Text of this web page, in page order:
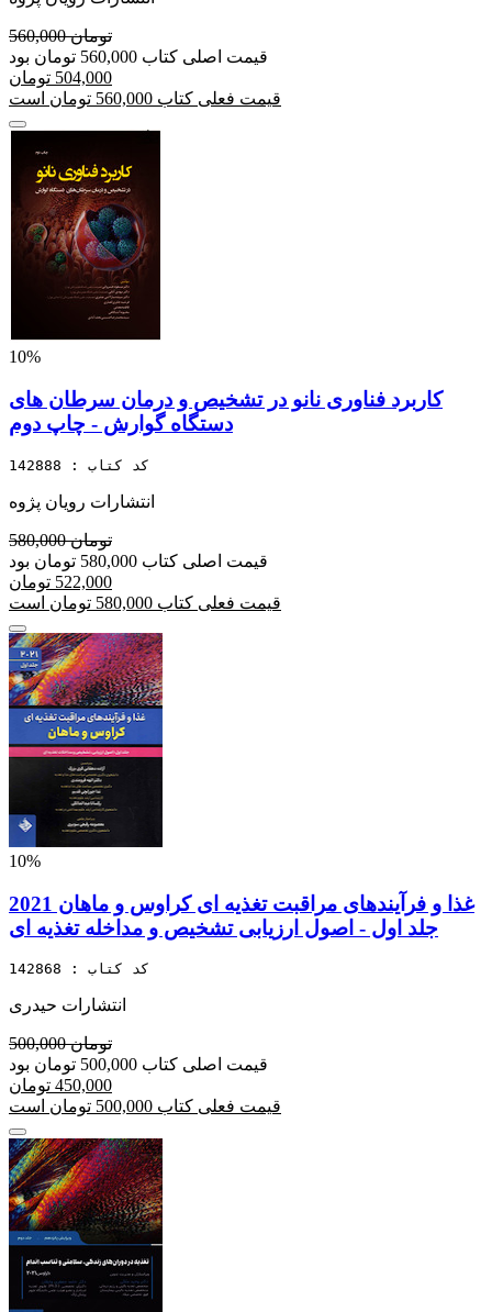
560,000 تومان
قیمت اصلی کتاب 560,000 تومان بود
504,000 تومان
قیمت فعلی کتاب 560,000 تومان است
10%
کاربرد فناوری نانو در تشخیص و درمان سرطان های
دستگاه گوارش - چاپ دوم
کد کتاب : 142888
انتشارات رویان پژوه
580,000 تومان
قیمت اصلی کتاب 580,000 تومان بود
522,000 تومان
قیمت فعلی کتاب 580,000 تومان است
10%
غذا و فرآیندهای مراقبت تغذیه ای کراوس و ماهان 2021
جلد اول - اصول ارزیابی تشخیص و مداخله تغذیه ای
کد کتاب : 142868
انتشارات حیدری
500,000 تومان
قیمت اصلی کتاب 500,000 تومان بود
450,000 تومان
قیمت فعلی کتاب 500,000 تومان است